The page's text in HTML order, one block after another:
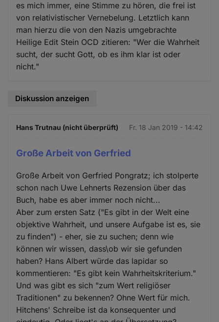
es mich immer, eine Stimme zu hören, die frei ist
von relativistischer Vernebelung. Letztlich kann
man hierzu die von den Nazis umgebrachte
Heilige Edit Stein OCD zitieren: "Wer die Wahrheit
sucht, der sucht Gott, ob es ihm klar ist oder
nicht."
Diskussion anzeigen
Hans Trutnau (nicht überprüft) Fr. 18 Jan 2019 - 14:42
Große Arbeit von Gerfried
Große Arbeit von Gerfried Pongratz; ich stolperte
schon nach Uwe Lehnerts Rezension über das
Buch, habe es aber immer noch nicht...
Aber zum ersten Satz ("Es gibt in der Welt eine
objektive Wahrheit, und unsere Aufgabe ist es, sie
zu finden") - eher, sie zu suchen; denn wie
können wir wissen, dass\ob wir sie gefunden
haben? Hans Albert würde das lapidar so
kommentieren: "Es gibt kein Wahrheitskriterium."
Und was gibt es sich "zum Wert religiöser
Traditionen" zu bekennen? Ohne Wert für mich.
Hitchens' Schreibe ist da konsequenter und